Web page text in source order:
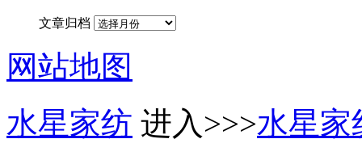
文章归档
网站地图
水星家纺 进入>>>水星家